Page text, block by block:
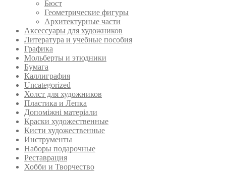
Бюст
Геометрические фигуры
Архитектурные части
Аксессуары для художников
Литература и учебные пособия
Графика
Мольберты и этюдники
Бумага
Каллиграфия
Uncategorized
Холст для художников
Пластика и Лепка
Допоміжні матеріали
Краски художественные
Кисти художественные
Инструменты
Наборы подарочные
Реставрация
Хобби и Творчество